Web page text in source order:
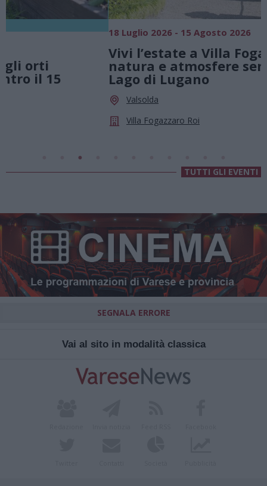
18 Luglio 2026 - 15 Agosto 2026
Vivi l’estate a Villa Fogazzaro Roi. Tra
natura e atmosfere senza tempo sul
Lago di Lugano
TUTTI GLI EVENTI
SEGNALA ERRORE
Vai al sito in modalità classica